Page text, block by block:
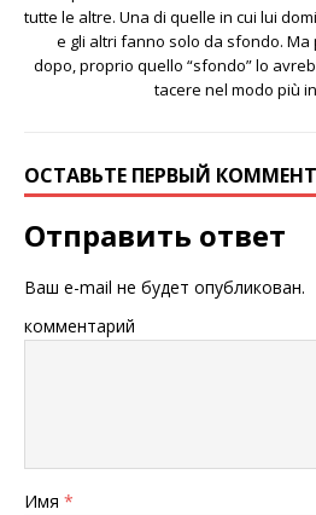
tutte le altre. Una di quelle in cui lui
e gli altri fanno solo da sfondo. Ma
dopo, proprio quello “sfondo” lo
tacere nel modo più
ОСТАВЬТЕ ПЕРВЫЙ
Отправить ответ
Ваш e-mail не будет опубликован.
комментарий
Имя *